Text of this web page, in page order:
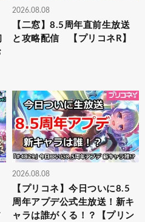
2026.08.08
【二窓】8.5周年直前生放送
と攻略配信 【プリコネR】
2026.08.08
【プリコネ】今日ついに8.5
周年アプデ公式生放送！新キ
ャラは誰がくる！？【プリン